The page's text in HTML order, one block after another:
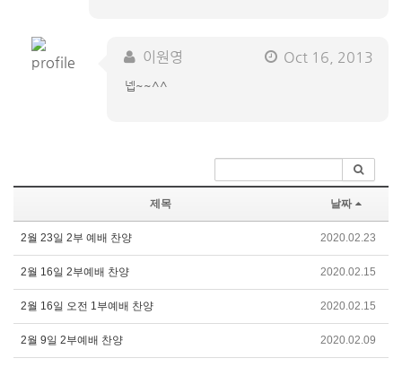
이원영 Oct 16, 2013
넵~~^^
제목 날짜
2월 23일 2부 예배 찬양 2020.02.23
2월 16일 2부예배 찬양 2020.02.15
2월 16일 오전 1부예배 찬양 2020.02.15
2월 9일 2부예배 찬양 2020.02.09